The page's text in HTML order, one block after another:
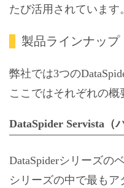
たび活用されています。
製品ラインナップ
弊社では3つの
ここではそれぞれの概
DataSpider Servista（
DataSpiderシリーズの
シリーズの中で最も